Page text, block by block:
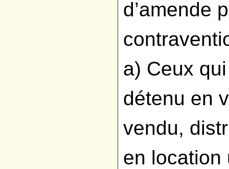
d’amende
a) Ceux
détenu en
vendu,
en location